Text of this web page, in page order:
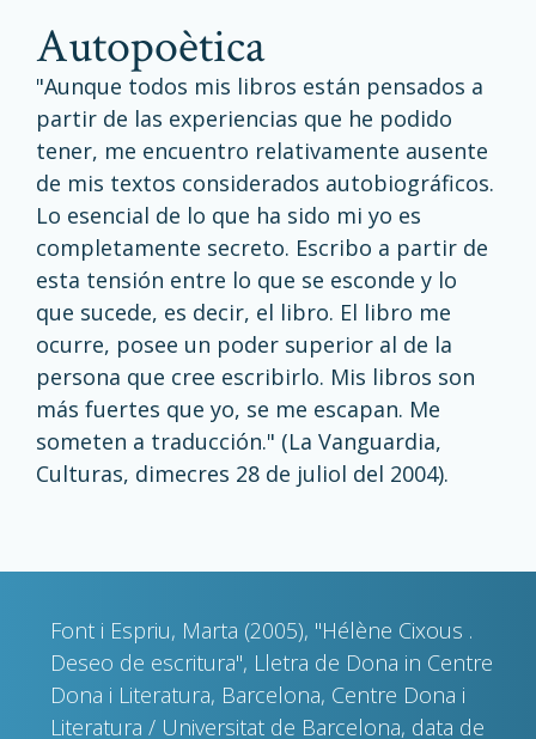
autopoètica
"Aunque todos mis libros están pensados a
partir de las experiencias que he podido
tener, me encuentro relativamente ausente
de mis textos considerados autobiográficos.
Lo esencial de lo que ha sido mi yo es
completamente secreto. Escribo a partir de
esta tensión entre lo que se esconde y lo
que sucede, es decir, el libro. El libro me
ocurre, posee un poder superior al de la
persona que cree escribirlo. Mis libros son
más fuertes que yo, se me escapan. Me
someten a traducción." (La Vanguardia,
Culturas, dimecres 28 de juliol del 2004).
Font i Espriu, Marta (2005), "Hélène Cixous .
Deseo de escritura", Lletra de Dona in Centre
Dona i Literatura, Barcelona, Centre Dona i
Literatura / Universitat de Barcelona, data de